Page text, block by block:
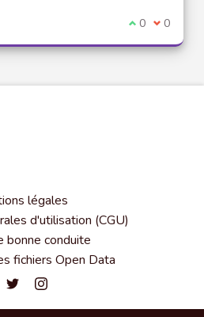
Je suis
0 Je ne
0
légales
d'utilisation (CGU)
bonne conduite
fichiers Open Data
Convention citoyenne étudiante
Convention citoyenne